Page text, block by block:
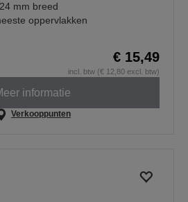
mm breed
oppervlakken
€ 15,49
incl. btw (€ 12,80 excl. btw)
informatie
Verkooppunten